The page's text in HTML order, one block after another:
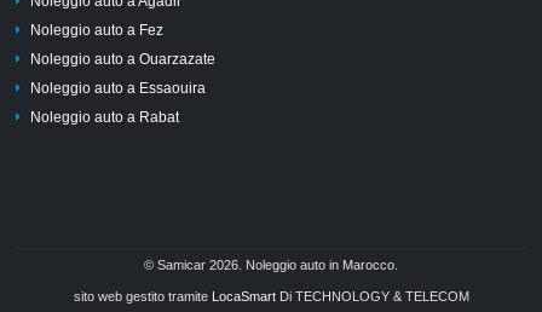
Noleggio auto a Fez
Noleggio auto a Ouarzazate
Noleggio auto a Essaouira
Noleggio auto a Rabat
© Samicar 2026. Noleggio auto in Marocco.
sito web gestito tramite LocaSmartDi TECHNOLOGY & TELECOM